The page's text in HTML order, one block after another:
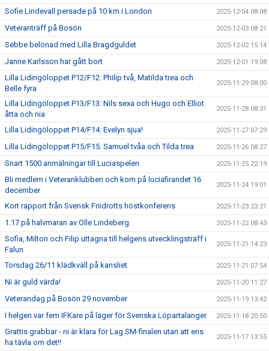
Sofie Lindevall persade på 10 km i London 2025-12-04 08:08
Veteranträff på Bosön 2025-12-03 08:21
Sebbe belönad med Lilla Bragdguldet 2025-12-02 15:14
Janne Karlsson har gått bort 2025-12-01 19:08
Lilla Lidingöloppet P12/F12: Philip två, Matilda trea och
Belle fyra
2025-11-29 08:00
Lilla Lidingöloppet P13/F13: Nils sexa och Hugo och Elliot
åtta och nia
2025-11-28 08:31
Lilla Lidingöloppet P14/F14: Evelyn sjua! 2025-11-27 07:29
Lilla Lidingöloppet P15/F15: Samuel tvåa och Tilda trea 2025-11-26 08:27
Snart 1500 anmälningar till Luciaspelen 2025-11-25 22:19
Bli medlem i Veteranklubben och kom på luciafirandet 16
december
2025-11-24 19:01
Kort rapport från Svensk Friidrotts höstkonferens 2025-11-23 23:21
1:17 på halvmaran av Olle Lindeberg 2025-11-22 08:43
Sofia, Milton och Filip uttagna till helgens utvecklingsträff i
Falun
2025-11-21 14:23
Torsdag 26/11 klädkväll på kansliet 2025-11-21 07:54
Ni är guld värda! 2025-11-20 11:27
Veterandag på Bosön 29 november 2025-11-19 13:42
I helgen var fem IFKare på läger för Svenska Löpartalanger 2025-11-18 20:50
Grattis grabbar - ni är klara för Lag SM-finalen utan att ens
ha tävla om det!!
2025-11-17 13:55